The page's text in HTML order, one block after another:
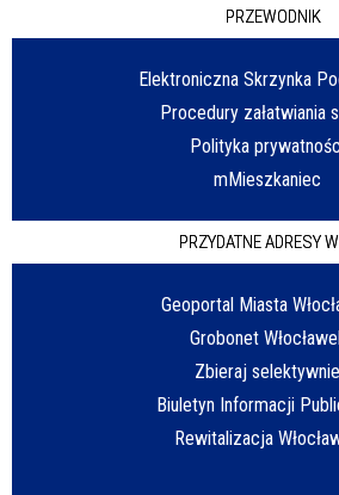
PRZEWODNIK
Elektroniczna Skrzynka
Procedury załatwiania
Polityka
mMieszkaniec
PRZYDATNE ADRESY
Geoportal Miasta
Grobonet
Zbieraj selektywnie
Biuletyn Informacji
Rewitalizacja